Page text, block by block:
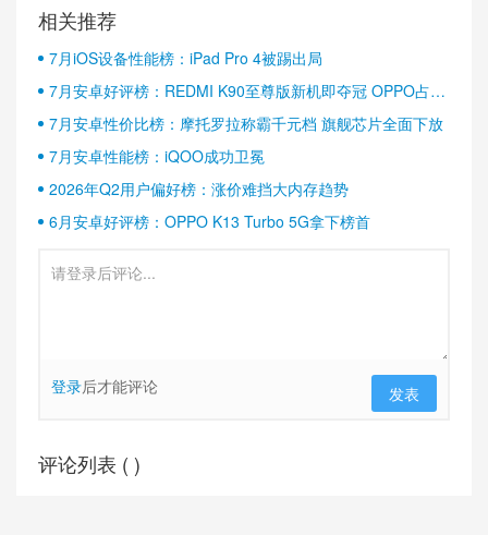
相关推荐
7月iOS设备性能榜：iPad Pro 4被踢出局
7月安卓好评榜：REDMI K90至尊版新机即夺冠 OPPO占据
半壁江山
7月安卓性价比榜：摩托罗拉称霸千元档 旗舰芯片全面下放
7月安卓性能榜：iQOO成功卫冕
2026年Q2用户偏好榜：涨价难挡大内存趋势
6月安卓好评榜：OPPO K13 Turbo 5G拿下榜首
登录后才能评论 发表
评论列表 ( )